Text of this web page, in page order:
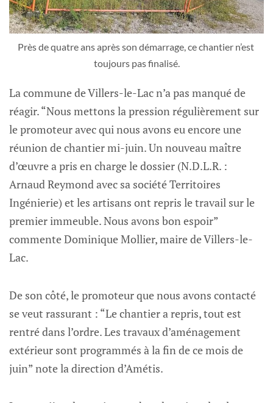
Près de quatre ans après son démarrage, ce chantier n’est
toujours pas finalisé.
La commune de Villers-le-Lac n’a pas manqué de
réagir. “Nous mettons la pression régulièrement sur
le promoteur avec qui nous avons eu encore une
réunion de chantier mi-juin. Un nouveau maître
d’œuvre a pris en charge le dossier (N.D.L.R. :
Arnaud Reymond avec sa société Territoires
Ingénierie) et les artisans ont repris le travail sur le
premier immeuble. Nous avons bon espoir”
commente Dominique Mollier, maire de Villers-le-
Lac.
De son côté, le promoteur que nous avons contacté
se veut rassurant : “Le chantier a repris, tout est
rentré dans l’ordre. Les travaux d’aménagement
extérieur sont programmés à la fin de ce mois de
juin” note la direction d’Amétis.